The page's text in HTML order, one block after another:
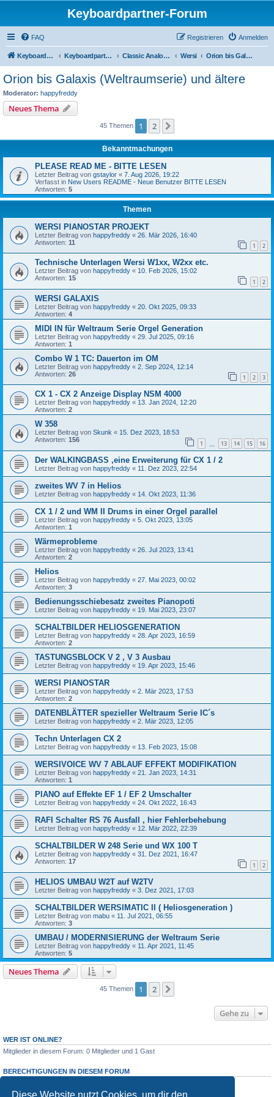
Diese Website nutzt Cookies, um dir den
Keyboardpartner-Forum
FAQ Anmelden
Registrieren
KeyboardPartner Keyboardpartner-Forum Classic Analog Organs Wersi Orion bis Galaxis (Weltraumserie) und ältere
Orion bis Galaxis (Weltraumserie) und ältere
Moderator: happyfreddy
Neues Thema
45 Themen 1 2
Bekanntmachungen
PLEASE READ ME - BITTE LESEN
Letzter Beitrag von gstaylor « 7. Aug 2026, 19:22
Verfasst in New Users README - Neue Benutzer BITTE LESEN
Antworten: 5
Themen
WERSI PIANOSTAR PROJEKT
Letzter Beitrag von happyfreddy « 26. Mär 2026, 16:40
Antworten: 11 1 2
Technische Unterlagen Wersi W1xx, W2xx etc.
Letzter Beitrag von happyfreddy « 10. Feb 2026, 15:02
Antworten: 15 1 2
WERSI GALAXIS
Letzter Beitrag von happyfreddy « 20. Okt 2025, 09:33
Antworten: 4
MIDI IN für Weltraum Serie Orgel Generation
Letzter Beitrag von happyfreddy « 29. Jul 2025, 09:16
Antworten: 1
Combo W 1 TC: Dauerton im OM
Letzter Beitrag von happyfreddy « 2. Sep 2024, 12:14
Antworten: 26 1 2 3
CX 1 - CX 2 Anzeige Display NSM 4000
Letzter Beitrag von happyfreddy « 13. Jan 2024, 12:20
Antworten: 2
W 358
Letzter Beitrag von Skunk « 15. Dez 2023, 18:53
Antworten: 156 1 13 14 15 16
Der WALKINGBASS ,eine Erweiterung für CX 1 / 2
Letzter Beitrag von happyfreddy « 11. Dez 2023, 22:54
zweites WV 7 in Helios
Letzter Beitrag von happyfreddy « 14. Okt 2023, 11:36
CX 1 / 2 und WM II Drums in einer Orgel parallel
Letzter Beitrag von happyfreddy « 5. Okt 2023, 13:05
Antworten: 1
Wärmeprobleme
Letzter Beitrag von happyfreddy « 26. Jul 2023, 13:41
Antworten: 2
Helios
Letzter Beitrag von happyfreddy « 27. Mai 2023, 00:02
Antworten: 3
Bedienungsschiebesatz zweites Pianopoti
Letzter Beitrag von happyfreddy « 19. Mai 2023, 23:07
SCHALTBILDER HELIOSGENERATION
Letzter Beitrag von happyfreddy « 28. Apr 2023, 16:59
Antworten: 2
TASTUNGSBLOCK V 2 , V 3 Ausbau
Letzter Beitrag von happyfreddy « 19. Apr 2023, 15:46
WERSI PIANOSTAR
Letzter Beitrag von happyfreddy « 2. Mär 2023, 17:53
Antworten: 2
DATENBLÄTTER spezieller Weltraum Serie IC´s
Letzter Beitrag von happyfreddy « 2. Mär 2023, 12:05
Techn Unterlagen CX 2
Letzter Beitrag von happyfreddy « 13. Feb 2023, 15:08
WERSIVOICE WV 7 ABLAUF EFFEKT MODIFIKATION
Letzter Beitrag von happyfreddy « 21. Jan 2023, 14:31
Antworten: 1
PIANO auf Effekte EF 1 / EF 2 Umschalter
Letzter Beitrag von happyfreddy « 24. Okt 2022, 16:43
RAFI Schalter RS 76 Ausfall , hier Fehlerbehebung
Letzter Beitrag von happyfreddy « 12. Mär 2022, 22:39
SCHALTBILDER W 248 Serie und WX 100 T
Letzter Beitrag von happyfreddy « 31. Dez 2021, 16:47
Antworten: 17 1 2
HELIOS UMBAU W2T auf W2TV
Letzter Beitrag von happyfreddy « 3. Dez 2021, 17:03
SCHALTBILDER WERSIMATIC II ( Heliosgeneration )
Letzter Beitrag von mabu « 11. Jul 2021, 06:55
Antworten: 3
UMBAU / MODERNISIERUNG der Weltraum Serie
Letzter Beitrag von happyfreddy « 11. Apr 2021, 11:45
Antworten: 5
Neues Thema
45 Themen 1 2
Gehe zu
WER IST ONLINE?
Mitglieder in diesem Forum: 0 Mitglieder und 1 Gast
BERECHTIGUNGEN IN DIESEM FORUM
Du darfst keineAntworten zu Themen in diesem Forum erstellen.